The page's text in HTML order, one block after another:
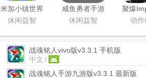
米加小镇世界
国际版(Miga
休闲益智
咸鱼勇者手游
休闲益智
聚爆
手
动作
战魂铭人vivo版v3.3.1 手机版
中文 /
战魂铭人手游九游版v3.3.1 最新版